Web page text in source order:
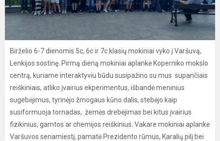
Birželio 6-7 dienomis 5c, 6c ir 7c klasių mokiniai vyko į Varšuvą,
Lenkijos sostinę. Pirmą dieną mokiniai aplankė Koperniko mokslo
centrą, kuriame interaktyviu būdu susipažino su mus supančiais
reiškiniais, atliko įvairius ekperimentus, išbandė meninius
sugebėjimus, tyrinėjo žmogaus kūno dalis, stebėjo kaip
susiformuoja tornadas, žemės drebėjimas bei kitus įvairius
fizikinius, gamtos ar chemijos reiškinius. Vakare mokiniai aplankė
Varšuvos senamiestį, pamatė Prezidento rūmus, Karalių pilį bei